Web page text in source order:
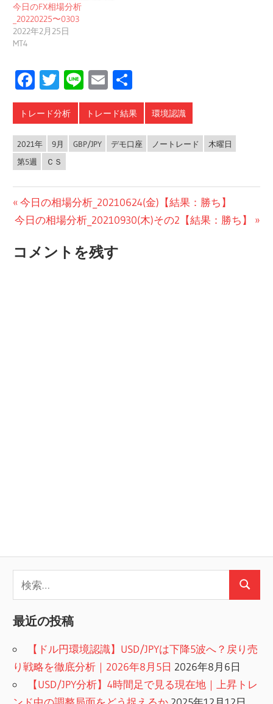
今日のFX相場分析
_20220225〜0303
2022年2月25日
MT4
Facebook
Twitter
LineEmail
有
トレード分析 トレード結果 環境認識
2021年 9月 GBP/JPY デモ口座 ノートレード
木曜日
第5週
ＣＳ
投
稿
ナ
前
の
稿:
今日の相場分析_20210624(金)【結果：勝ち】
次
投
今日の相場分析_20210930(木)その2【結果：勝ち】
コメントを残す
検
最近の投稿
【ドル円環境認識】USD/JPYは下降5波へ？戻り売
り戦略を徹底分析｜2026年8月5日 2026年8月6日
【USD/JPY分析】4時間足で見る現在地｜上昇トレ